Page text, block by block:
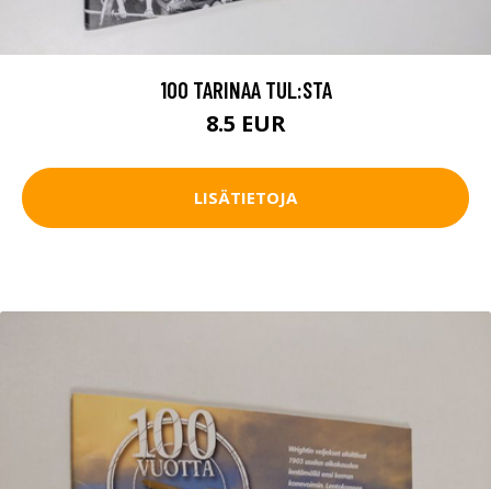
100 TARINAA TUL:STA
8.5 EUR
LISÄTIETOJA